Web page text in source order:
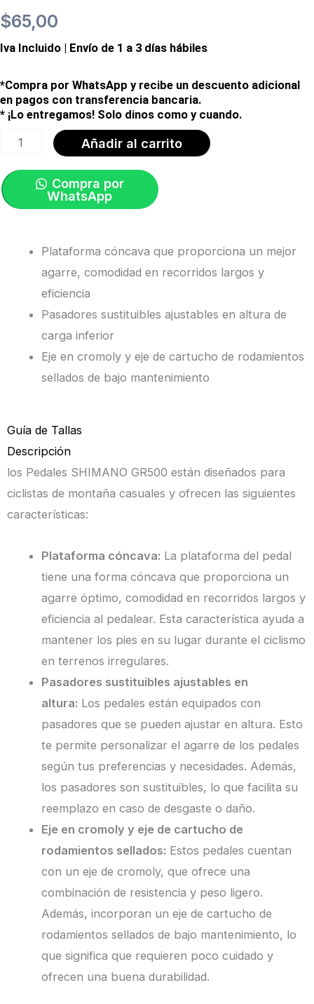
$65,00
Iva Incluido | Envío de 1 a 3 días hábiles
*Compra por WhatsApp y recibe un descuento adicional
en pagos con transferencia bancaria.
* ¡Lo entregamos! Solo dinos como y cuando.
Pedal
BMX
Negro
cantidad
Añadir al carrito
Compra por
WhatsApp
Plataforma cóncava que proporciona un mejor
agarre, comodidad en recorridos largos y
eficiencia
Pasadores sustituibles ajustables en altura de
carga inferior
Eje en cromoly y eje de cartucho de rodamientos
sellados de bajo mantenimiento
Guía de Tallas
Descripción
los Pedales SHIMANO GR500 están diseñados para
ciclistas de montaña casuales y ofrecen las siguientes
características:
Plataforma cóncava: La plataforma del pedal
tiene una forma cóncava que proporciona un
agarre óptimo, comodidad en recorridos largos y
eficiencia al pedalear. Esta característica ayuda a
mantener los pies en su lugar durante el ciclismo
en terrenos irregulares.
Pasadores sustituibles ajustables en
altura: Los pedales están equipados con
pasadores que se pueden ajustar en altura. Esto
te permite personalizar el agarre de los pedales
según tus preferencias y necesidades. Además,
los pasadores son sustituibles, lo que facilita su
reemplazo en caso de desgaste o daño.
Eje en cromoly y eje de cartucho de
rodamientos sellados: Estos pedales cuentan
con un eje de cromoly, que ofrece una
combinación de resistencia y peso ligero.
Además, incorporan un eje de cartucho de
rodamientos sellados de bajo mantenimiento, lo
que significa que requieren poco cuidado y
ofrecen una buena durabilidad.